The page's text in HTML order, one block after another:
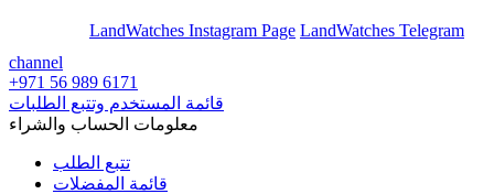
LandWatches Instagram Page LandWatches Telegram
channel
+971 56 989 6171
قائمة المستخدم وتتبع الطلبات
معلومات الحساب والشراء
تتبع الطلب
قائمة المفضلات